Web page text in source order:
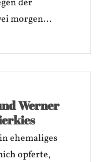
der
morgen...
Werner
ehemaliges
opferte,